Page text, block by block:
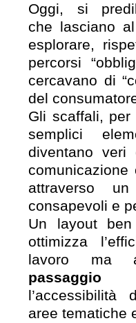
Oggi, si
che lasciano
esplorare,
percorsi
cercavano di
del
Gli scaffali,
semplici
diventano veri
attraverso
consapevoli e
Un layout
ottimizza
lavoro ma
passaggio
l’accessibilità
aree tematiche